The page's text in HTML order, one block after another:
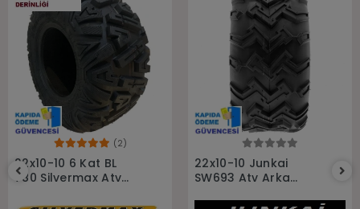
(2)
22x10-10 6 Kat BL
780 Silvermax Atv
22x10-10 Junkai
SW693 Atv Arka